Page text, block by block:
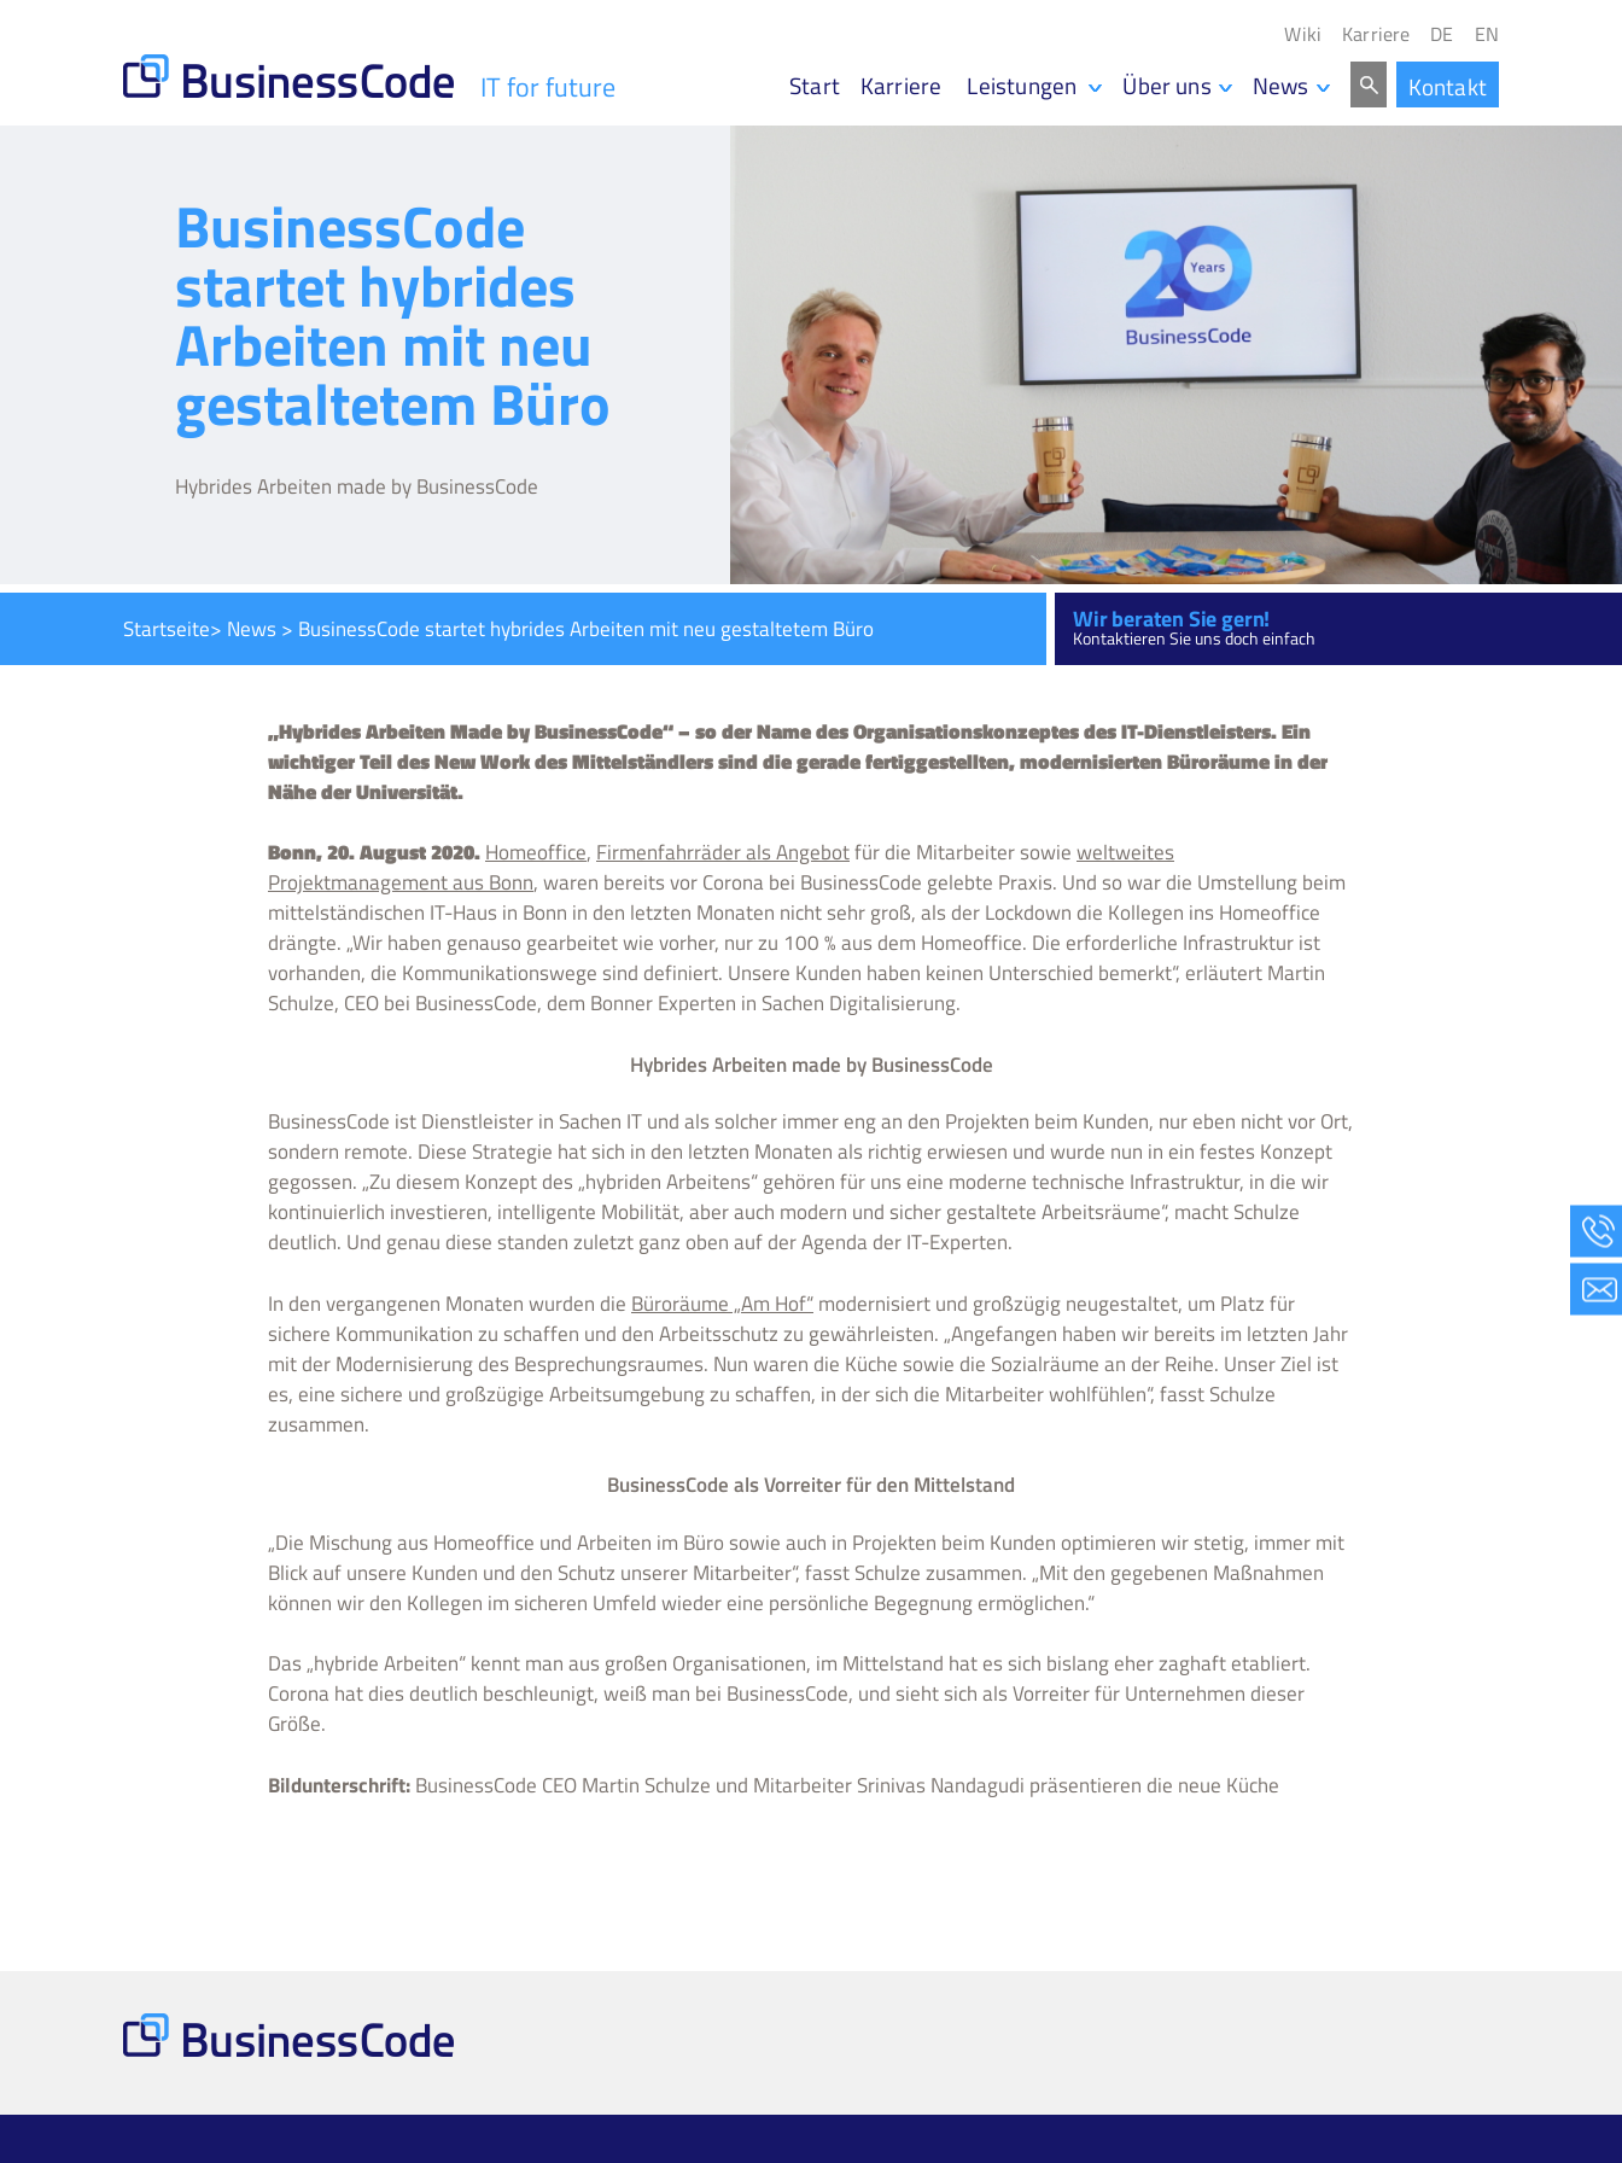
IT for future
Wiki Karriere DE EN
Start Karriere Leistungen Über uns News Kontakt
BusinessCode
startet hybrides
Arbeiten mit neu
gestaltetem Büro
Hybrides Arbeiten made by BusinessCode
Startseite> News> BusinessCode startet hybrides Arbeiten mit neu gestaltetem Büro Wir beraten Sie gern!
Kontaktieren Sie uns doch einfach
„Hybrides Arbeiten Made by BusinessCode“ – so der Name des Organisationskonzeptes des IT-Dienstleisters. Ein
wichtiger Teil des New Work des Mittelständlers sind die gerade fertiggestellten, modernisierten Büroräume in der
Nähe der Universität.
Bonn, 20. August 2020.Homeoffice, Firmenfahrräder als Angebotfür die Mitarbeiter sowieweltweites
Projektmanagement aus Bonn, waren bereits vor Corona bei BusinessCode gelebte Praxis. Und so war die Umstellung beim
mittelständischen IT-Haus in Bonn in den letzten Monaten nicht sehr groß, als der Lockdown die Kollegen ins Homeoffice
drängte. „Wir haben genauso gearbeitet wie vorher, nur zu 100 % aus dem Homeoffice. Die erforderliche Infrastruktur ist
vorhanden, die Kommunikationswege sind definiert. Unsere Kunden haben keinen Unterschied bemerkt“, erläutert Martin
Schulze, CEO bei BusinessCode, dem Bonner Experten in Sachen Digitalisierung.
Hybrides Arbeiten made by BusinessCode
BusinessCode ist Dienstleister in Sachen IT und als solcher immer eng an den Projekten beim Kunden, nur eben nicht vor Ort,
sondern remote. Diese Strategie hat sich in den letzten Monaten als richtig erwiesen und wurde nun in ein festes Konzept
gegossen. „Zu diesem Konzept des „hybriden Arbeitens“ gehören für uns eine moderne technische Infrastruktur, in die wir
kontinuierlich investieren, intelligente Mobilität, aber auch modern und sicher gestaltete Arbeitsräume“, macht Schulze
deutlich. Und genau diese standen zuletzt ganz oben auf der Agenda der IT-Experten.
In den vergangenen Monaten wurden die Büroräume „Am Hof“modernisiert und großzügig neugestaltet, um Platz für
sichere Kommunikation zu schaffen und den Arbeitsschutz zu gewährleisten. „Angefangen haben wir bereits im letzten Jahr
mit der Modernisierung des Besprechungsraumes. Nun waren die Küche sowie die Sozialräume an der Reihe. Unser Ziel ist
es, eine sichere und großzügige Arbeitsumgebung zu schaffen, in der sich die Mitarbeiter wohlfühlen“, fasst Schulze
zusammen.
BusinessCode als Vorreiter für den Mittelstand
„Die Mischung aus Homeoffice und Arbeiten im Büro sowie auch in Projekten beim Kunden optimieren wir stetig, immer mit
Blick auf unsere Kunden und den Schutz unserer Mitarbeiter“, fasst Schulze zusammen. „Mit den gegebenen Maßnahmen
können wir den Kollegen im sicheren Umfeld wieder eine persönliche Begegnung ermöglichen.“
Das „hybride Arbeiten“ kennt man aus großen Organisationen, im Mittelstand hat es sich bislang eher zaghaft etabliert.
Corona hat dies deutlich beschleunigt, weiß man bei BusinessCode, und sieht sich als Vorreiter für Unternehmen dieser
Größe.
Bildunterschrift:BusinessCode CEO Martin Schulze und Mitarbeiter Srinivas Nandagudi präsentieren die neue Küche